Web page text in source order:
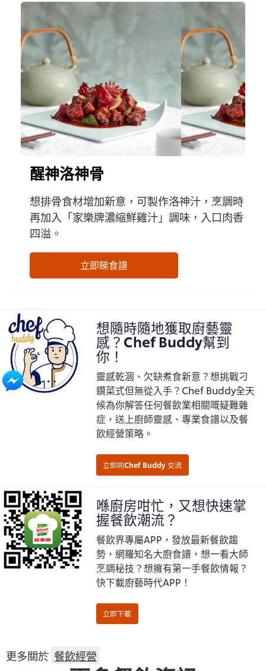
醒神洛神骨
想排骨食材增加新意，可製作洛神汁，烹調時
再加入「家樂牌濃縮鮮雞汁」調味，入口肉香
四溢。
立即睇食譜
想隨時隨地獲取廚藝靈
感？Chef Buddy幫到
你！
靈感乾涸、欠缺煮食新意？想挑戰刁
鑽菜式但無從入手？Chef Buddy全天
候為你解答任何餐飲業相關嘅疑難雜
症，送上廚師靈感、專業食譜以及餐
飲經營策略。
喺廚房咁忙，又想快速掌
握餐飲潮流？
餐飲界專屬APP，發放最新餐飲趨
勢，網羅知名大廚食譜，想一看大師
烹調秘技？想擁有第一手餐飲情報？
快下載廚藝時代APP！
更多關於 餐飲經營